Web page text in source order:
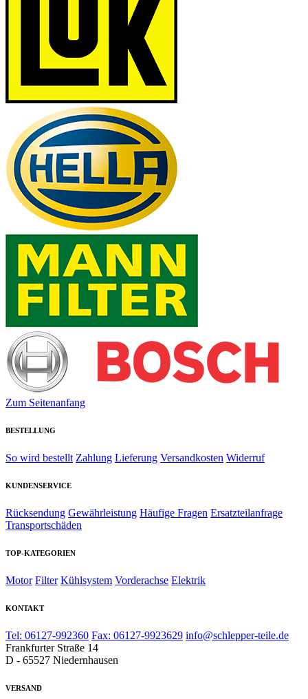
Zum Seitenanfang
BESTELLUNG
So wird bestellt Zahlung Lieferung Versandkosten Widerruf
KUNDENSERVICE
Rücksendung Gewährleistung Häufige Fragen Ersatzteilanfrage
Transportschäden
TOP-KATEGORIEN
Motor Filter Kühlsystem Vorderachse Elektrik
KONTAKT
Tel: 06127-992360 Fax: 06127-9923629 info@schlepper-teile.de
Frankfurter Straße 14
D - 65527 Niedernhausen
VERSAND